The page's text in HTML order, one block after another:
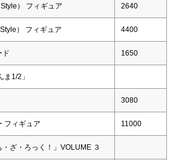
） フィギュア 2640
） フィギュア 4400
ド 1650
1/2」
3080
フィギュア 11000
ざ・ろっく！」VOLUME ３